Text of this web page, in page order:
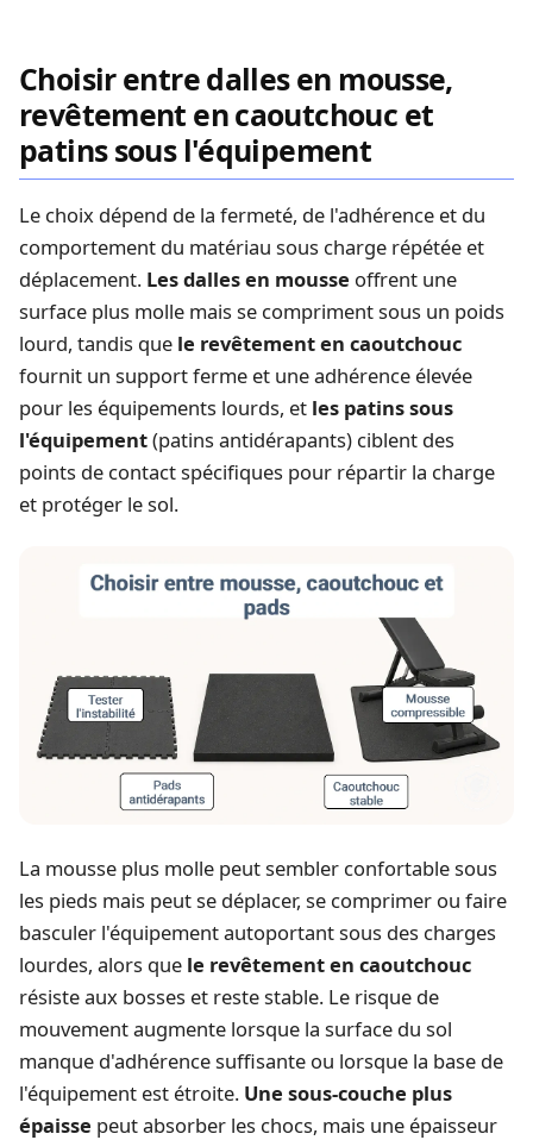
Choisir entre dalles en mousse,
revêtement en caoutchouc et
patins sous l'équipement
Le choix dépend de la fermeté, de l'adhérence et du
comportement du matériau sous charge répétée et
déplacement. Les dalles en mousse offrent une
surface plus molle mais se compriment sous un poids
lourd, tandis que le revêtement en caoutchouc
fournit un support ferme et une adhérence élevée
pour les équipements lourds, et les patins sous
l'équipement(patins antidérapants) ciblent des
points de contact spécifiques pour répartir la charge
et protéger le sol.
La mousse plus molle peut sembler confortable sous
les pieds mais peut se déplacer, se comprimer ou faire
basculer l'équipement autoportant sous des charges
lourdes, alors que le revêtement en caoutchouc
résiste aux bosses et reste stable. Le risque de
mouvement augmente lorsque la surface du sol
manque d'adhérence suffisante ou lorsque la base de
l'équipement est étroite. Une sous-couche plus
épaisse peut absorber les chocs, mais une épaisseur